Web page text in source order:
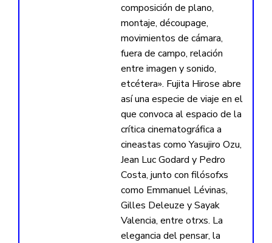
composición de plano,
montaje, découpage,
movimientos de cámara,
fuera de campo, relación
entre imagen y sonido,
etcétera». Fujita Hirose abre
así una especie de viaje en el
que convoca al espacio de la
crítica cinematográfica a
cineastas como Yasujiro Ozu,
Jean Luc Godard y Pedro
Costa, junto con filósofxs
como Emmanuel Lévinas,
Gilles Deleuze y Sayak
Valencia, entre otrxs. La
elegancia del pensar, la